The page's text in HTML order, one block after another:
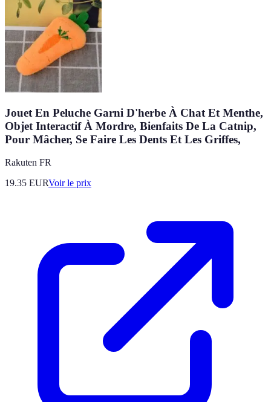
Jouet En Peluche Garni D'herbe À Chat Et Menthe,
Objet Interactif À Mordre, Bienfaits De La Catnip,
Pour Mâcher, Se Faire Les Dents Et Les Griffes,
Rakuten FR
19.35 EURVoir le prix